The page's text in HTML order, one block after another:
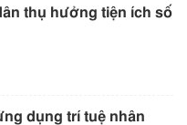
thụ hưởng tiện ích số
dụng trí tuệ nhân